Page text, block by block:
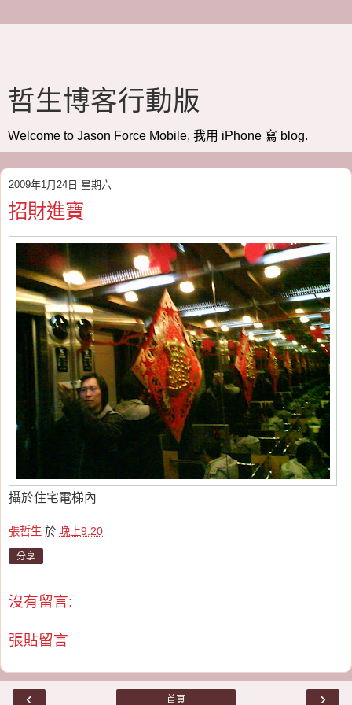
哲生博客行動版
Welcome to Jason Force Mobile, 我用 iPhone 寫 blog.
2009年1月24日 星期六
招財進寶
攝於住宅電梯內
張哲生 於 晚上9:20
分享
沒有留言:
張貼留言
‹ ›
首頁